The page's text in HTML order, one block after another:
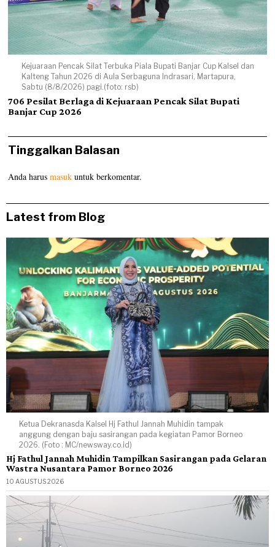
Kejuaraan Pencak Silat Terbuka Piala Bupati Banjar Cup Kalsel dan
Kalteng Tahun 2026 di Aula Serbaguna Indrasari, Martapura,
Sabtu (8/8/2026) pagi.(foto: rsb)
706 Pesilat Berlaga di Kejuaraan Pencak Silat Bupati
Banjar Cup 2026
Tinggalkan Balasan
Anda harusmasuk untuk berkomentar.
Latest from Blog
Ketua Dekranasda Kalsel Hj Fathul Jannah Muhidin tampak
anggung dengan baju sasirangan pada kegiatan Pamor Borneo
2026. (Foto : MC/newsway.co.id)
Hj Fathul Jannah Muhidin Tampilkan Sasirangan pada Gelaran
Wastra Nusantara Pamor Borneo 2026
10 AGUSTUS 2026